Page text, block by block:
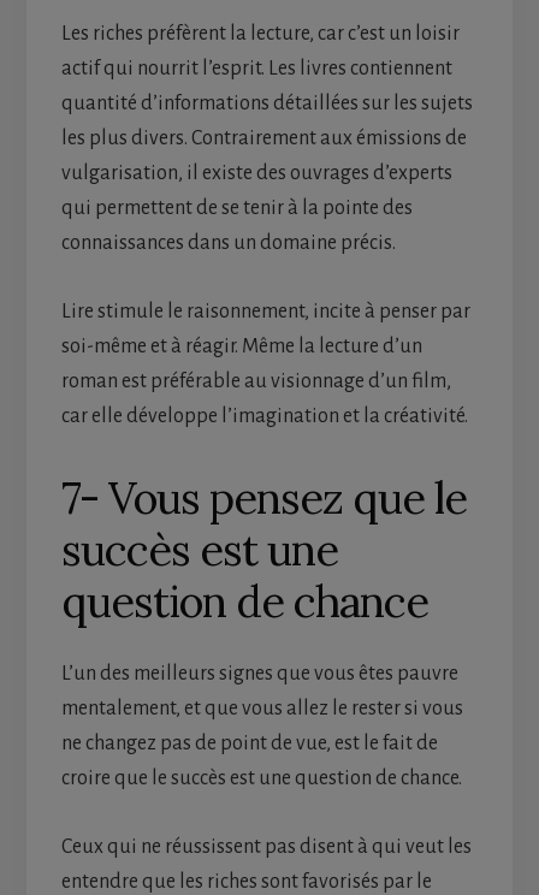
Les riches préfèrent la lecture, car c’est un loisir
actif qui nourrit l’esprit. Les livres contiennent
quantité d’informations détaillées sur les sujets
les plus divers. Contrairement aux émissions de
vulgarisation, il existe des ouvrages d’experts
qui permettent de se tenir à la pointe des
connaissances dans un domaine précis.
Lire stimule le raisonnement, incite à penser par
soi-même et à réagir. Même la lecture d’un
roman est préférable au visionnage d’un film,
car elle développe l’imagination et la créativité.
7- Vous pensez que le
succès est une
question de chance
L’un des meilleurs signes que vous êtes pauvre
mentalement, et que vous allez le rester si vous
ne changez pas de point de vue, est le fait de
croire que le succès est une question de chance.
Ceux qui ne réussissent pas disent à qui veut les
entendre que les riches sont favorisés par le